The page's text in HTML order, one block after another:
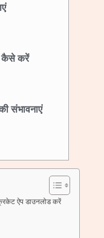
कैसे करें
संभावनाएं
ऐप डाउनलोड करें